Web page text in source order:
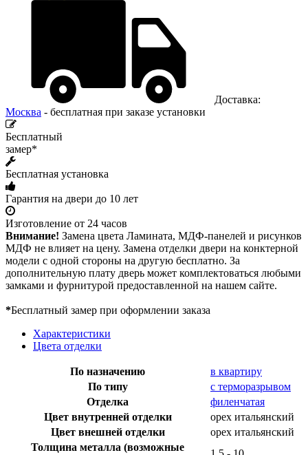
Доставка:
Москва - бесплатная при заказе установки
Бесплатный
замер*
Бесплатная установка
Гарантия на двери до 10 лет
Изготовление от 24 часов
Внимание! Замена цвета Ламината, МДФ-панелей и рисунков
МДФ не влияет на цену. Замена отделки двери на конктерной
модели с одной стороны на другую бесплатно. За
дополнительную плату дверь может комплектоваться любыми
замками и фурнитурой предоставленной на нашем сайте.
*Бесплатный замер при оформлении заказа
Характеристики
Цвета отделки
По назначению
в квартиру
По типу
с терморазрывом
Отделка
филенчатая
Цвет внутренней отделки
орех итальянский
Цвет внешней отделки
орех итальянский
Толщина металла (возможные